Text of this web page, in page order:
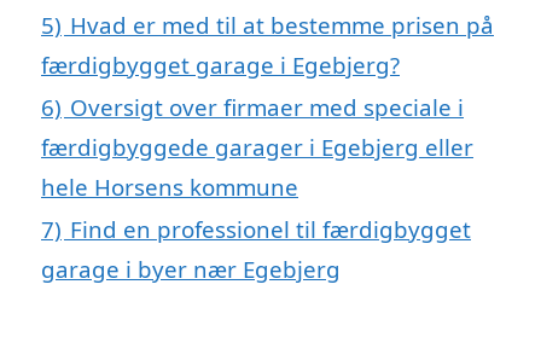
5) Hvad er med til at bestemme prisen på
færdigbygget garage i Egebjerg?
6) Oversigt over firmaer med speciale i
færdigbyggede garager i Egebjerg eller
hele Horsens kommune
7) Find en professionel til færdigbygget
garage i byer nær Egebjerg